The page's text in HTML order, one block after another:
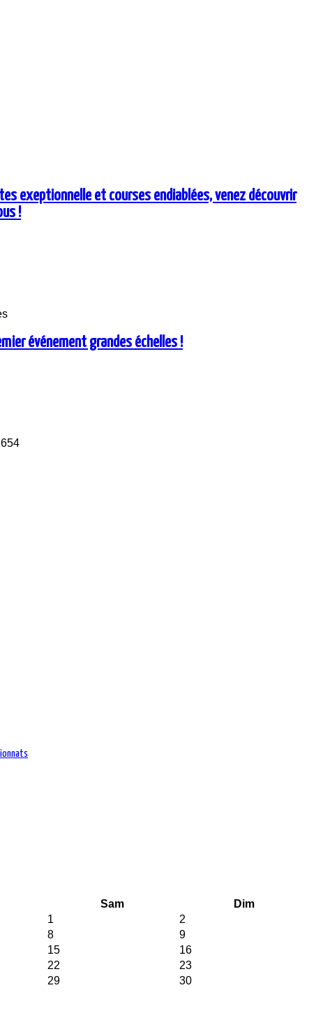
exeptionnelle et courses endiablées, venez découvrir
!
événement grandes échelles !
Sam
Dim
1
2
8
9
15
16
22
23
29
30